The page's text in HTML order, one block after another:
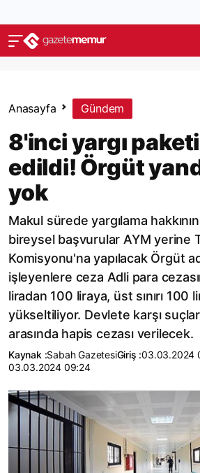
Anasayfa Gündem
8'inci yargı
edildi! Örgüt
yok
Makul sürede yargılama
bireysel başvurular AYM yerine
Komisyonu'na yapılacak Örgüt
işleyenlere ceza Adli para
liradan 100 liraya, üst sınırı 100
yükseltiliyor. Devlete karşı
arasında hapis cezası verilecek.
Kaynak :Sabah GazetesiGiriş :03.03.2024
03.03.2024 09:24